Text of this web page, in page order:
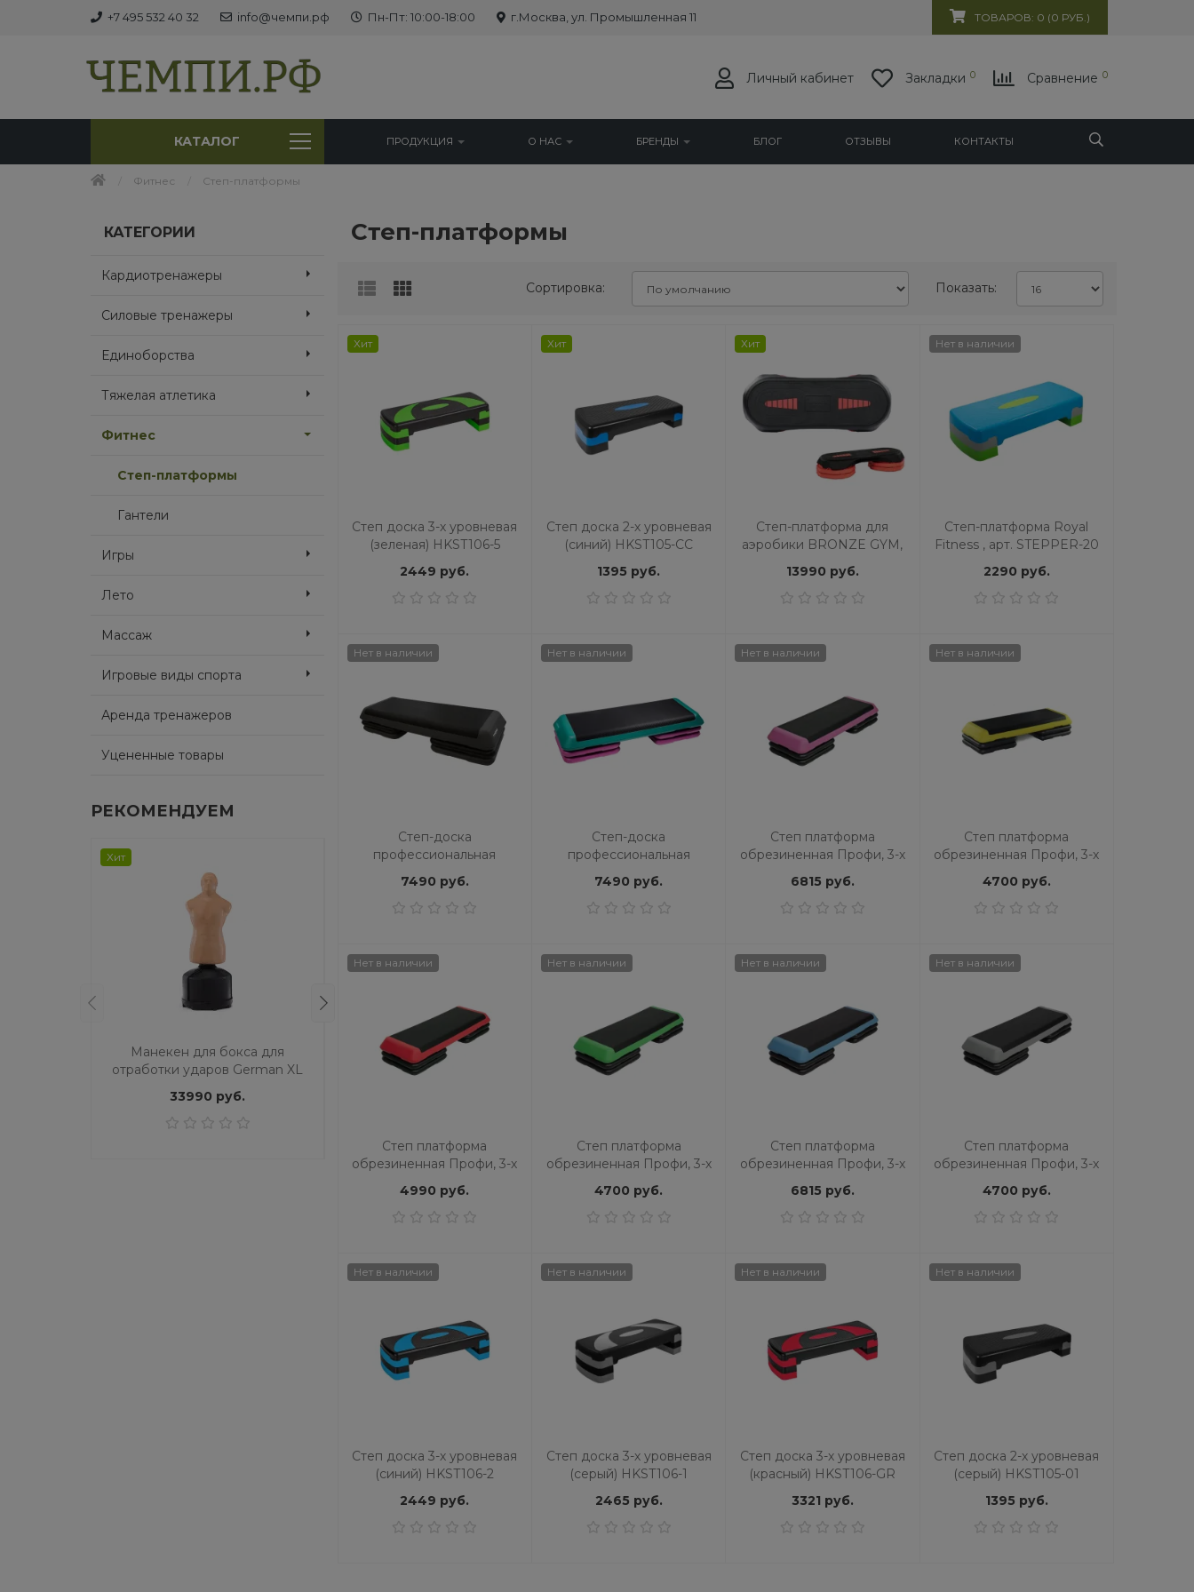
+7 495 532 40 32 info@чемпи.рф Пн-Пт: 10:00-18:00 г.Москва, ул. Промышленная 11 ТОВАРОВ: 0 (0 РУБ.)
Личный кабинет Закладки 0 Сравнение 0
КАТАЛОГ ПРОДУКЦИЯ О НАС БРЕНДЫ БЛОГ ОТЗЫВЫ КОНТАКТЫ
Фитнес Степ-платформы
КАТЕГОРИИ
Кардиотренажеры
Силовые тренажеры
Единоборства
Тяжелая атлетика
Фитнес
Степ-платформы
Гантели
Игры
Лето
Массаж
Игровые виды спорта
Аренда тренажеров
Уцененные товары
РЕКОМЕНДУЕМ
Хит
Манекен для бокса для
отработки ударов German XL
33990 руб.
Манекен для бокса для
отработки ударов German L
Скидка 24 %
Силовой комплекс OXYGEN
FITNESS SITKOR
Нет в наличии
Беговая дорожка OXYGEN
FITNESS M-CONCEPT SPORT
Скидка 27 %
Хит
Степ-платформы
Сортировка: Показать:
Хит
Степ доска 3-х уровневая
(зеленая) HKST106-5
2449 руб.
Хит
Степ доска 2-х уровневая
(синий) HKST105-CC
1395 руб.
Хит
Степ-платформа для
аэробики BRONZE GYM,
13990 руб.
Нет в наличии
Степ-платформа Royal
Fitness , арт. STEPPER-20
2290 руб.
Нет в наличии
Степ-доска
профессиональная
Proxima Fitness, арт. FT-
STP, черный
7490 руб.
Нет в наличии
Степ-доска
профессиональная
Proxima Fitness, арт. FT-
STP, зеленый
7490 руб.
Нет в наличии
Степ платформа
обрезиненная Профи, 3-х
уровневая STPRO201-6D
6815 руб.
Нет в наличии
Степ платформа
обрезиненная Профи, 3-х
уровневая STPRO201-5E
4700 руб.
Нет в наличии
Степ платформа
обрезиненная Профи, 3-х
уровневая STPRO201-4D
4990 руб.
Нет в наличии
Степ платформа
обрезиненная Профи, 3-х
уровневая STPRO201-3C
4700 руб.
Нет в наличии
Степ платформа
обрезиненная Профи, 3-х
уровневая STPRO201-2B
6815 руб.
Нет в наличии
Степ платформа
обрезиненная Профи, 3-х
уровневая STPRO201-1A
4700 руб.
Нет в наличии
Степ доска 3-х уровневая
(синий) HKST106-2
2449 руб.
Нет в наличии
Степ доска 3-х уровневая
(серый) HKST106-1
2465 руб.
Нет в наличии
Степ доска 3-х уровневая
(красный) HKST106-GR
3321 руб.
Нет в наличии
Степ доска 2-х уровневая
(серый) HKST105-01
1395 руб.